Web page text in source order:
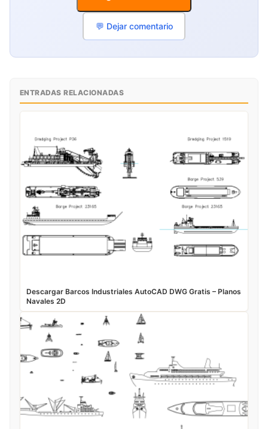
💬 Dejar comentario
ENTRADAS RELACIONADAS
Descargar Barcos Industriales AutoCAD DWG Gratis – Planos
Navales 2D